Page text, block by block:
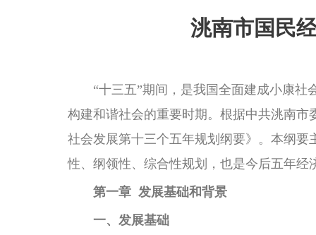
洮南市国民
“十三五”期间，是我国全面建成小康
构建和谐社会的重要时期。根据中共洮南
社会发展第十三个五年规划纲要》。本纲
性、纲领性、综合性规划，也是今后五年
第一章 发展基础和背景
一、发展基础